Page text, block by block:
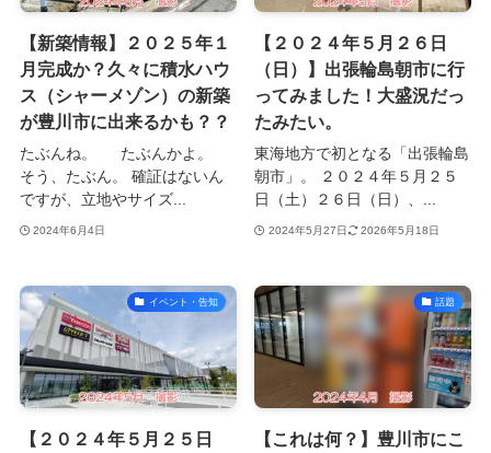
【新築情報】２０２５年１
月完成か？久々に積水ハウ
ス（シャーメゾン）の新築
が豊川市に出来るかも？？
たぶんね。 たぶんかよ。
そう、たぶん。 確証はないん
ですが、立地やサイズ...
2024年6月4日
【２０２４年５月２６日
（日）】出張輪島朝市に行
ってみました！大盛況だっ
たみたい。
東海地方で初となる「出張輪島
朝市」。 ２０２４年５月２５
日（土）２６日（日）、...
2024年5月27日 2026年5月18日
イベント・告知
【２０２４年５月２５日
話題
【これは何？】豊川市にこ